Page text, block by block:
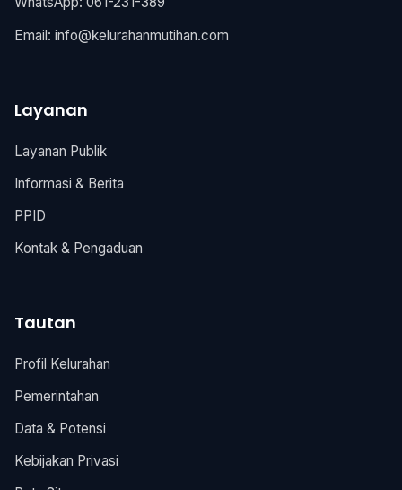
Email: info@kelurahanmutihan.com
Layanan
Layanan Publik
Informasi & Berita
PPID
Kontak & Pengaduan
Tautan
Profil Kelurahan
Pemerintahan
Data & Potensi
Kebijakan Privasi